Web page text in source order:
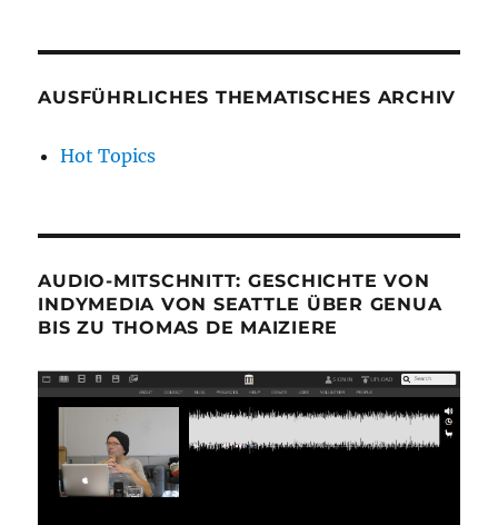
AUSFÜHRLICHES THEMATISCHES ARCHIV
Hot Topics
AUDIO-MITSCHNITT: GESCHICHTE VON
INDYMEDIA VON SEATTLE ÜBER GENUA
BIS ZU THOMAS DE MAIZIERE